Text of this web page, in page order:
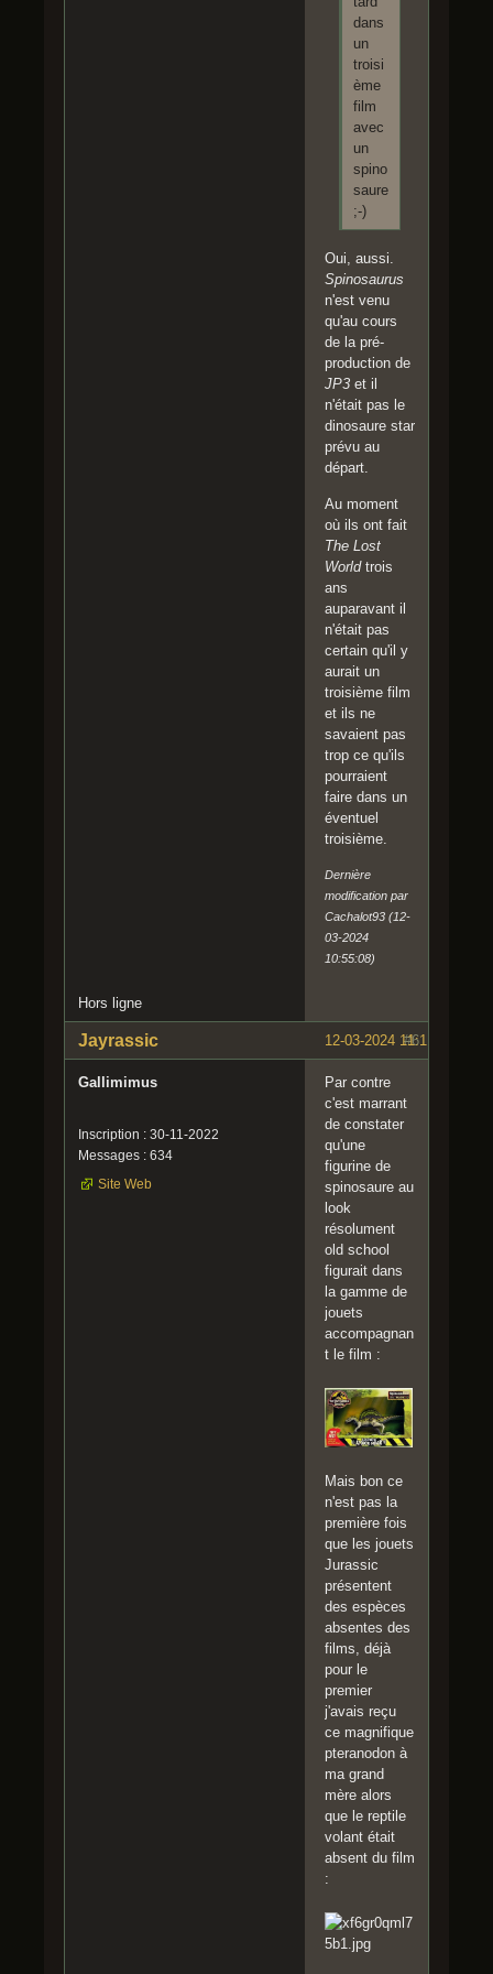
dans
un
troisi
ème
film
avec
un
spino
saure
;-)
Oui, aussi.
Spinosaurus
n'est venu
qu'au cours
de la pré-
production de
JP3 et il
n'était pas le
dinosaure star
prévu au
départ.
Au moment
où ils ont fait
The Lost
Worldtrois
ans
auparavant il
n'était pas
certain qu'il y
aurait un
troisième film
et ils ne
savaient pas
trop ce qu'ils
pourraient
faire dans un
éventuel
troisième.
Dernière
modification par
Cachalot93 (12-
03-2024
10:55:08)
Hors ligne
#6
12-03-2024 11:11:16
Jayrassic
Gallimimus
Inscription : 30-11-2022
Messages : 634
Site Web
Par contre
c'est marrant
de constater
qu'une
figurine de
spinosaure au
look
résolument
old school
figurait dans
la gamme de
jouets
accompagnan
t le film :
Mais bon ce
n'est pas la
première fois
que les jouets
Jurassic
présentent
des espèces
absentes des
films, déjà
pour le
premier
j'avais reçu
ce magnifique
pteranodon à
ma grand
mère alors
que le reptile
volant était
absent du film
: